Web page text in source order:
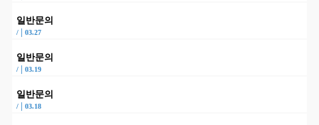
일반문의
/ 03.27
일반문의
/ 03.19
일반문의
/ 03.18